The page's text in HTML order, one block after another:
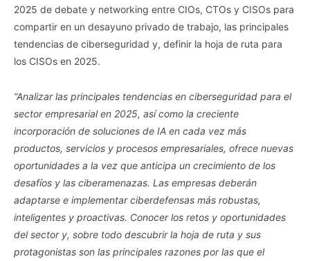
2025 de debate y networking entre CIOs, CTOs y CISOs para
compartir en un desayuno privado de trabajo, las principales
tendencias de ciberseguridad y, definir la hoja de ruta para
los CISOs en 2025.
“Analizar las principales tendencias en ciberseguridad para el
sector empresarial en 2025, así como la creciente
incorporación de soluciones de IA en cada vez más
productos, servicios y procesos empresariales, ofrece nuevas
oportunidades a la vez que anticipa un crecimiento de los
desafíos y las ciberamenazas. Las empresas deberán
adaptarse e implementar ciberdefensas más robustas,
inteligentes y proactivas. Conocer los retos y oportunidades
del sector y, sobre todo descubrir la hoja de ruta y sus
protagonistas son las principales razones por las que el